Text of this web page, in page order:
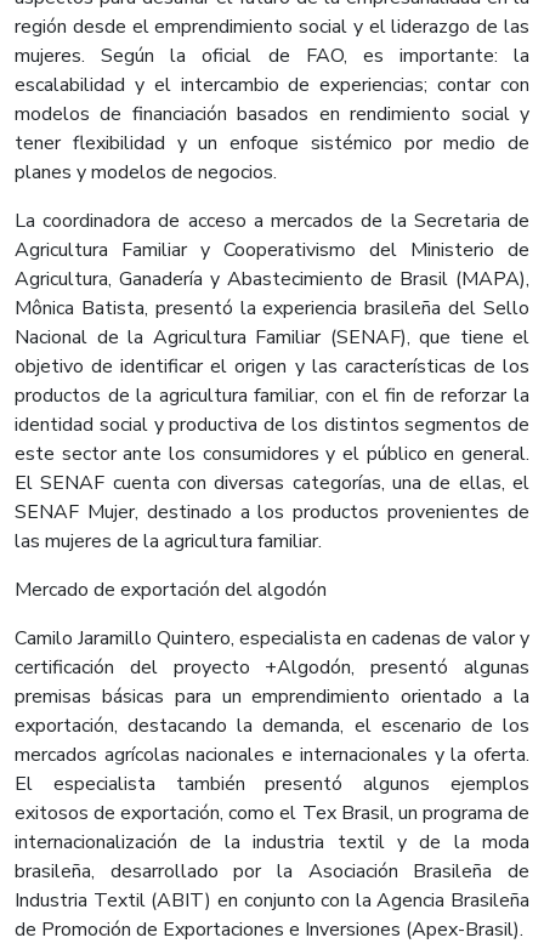
región desde el emprendimiento social y el liderazgo de las
mujeres. Según la oficial de FAO, es importante: la
escalabilidad y el intercambio de experiencias; contar con
modelos de financiación basados en rendimiento social y
tener flexibilidad y un enfoque sistémico por medio de
planes y modelos de negocios.
La coordinadora de acceso a mercados de la Secretaria de
Agricultura Familiar y Cooperativismo del Ministerio de
Agricultura, Ganadería y Abastecimiento de Brasil (MAPA),
Mônica Batista, presentó la experiencia brasileña del Sello
Nacional de la Agricultura Familiar (SENAF), que tiene el
objetivo de identificar el origen y las características de los
productos de la agricultura familiar, con el fin de reforzar la
identidad social y productiva de los distintos segmentos de
este sector ante los consumidores y el público en general.
El SENAF cuenta con diversas categorías, una de ellas, el
SENAF Mujer, destinado a los productos provenientes de
las mujeres de la agricultura familiar.
Mercado de exportación del algodón
Camilo Jaramillo Quintero, especialista en cadenas de valor y
certificación del proyecto +Algodón, presentó algunas
premisas básicas para un emprendimiento orientado a la
exportación, destacando la demanda, el escenario de los
mercados agrícolas nacionales e internacionales y la oferta.
El especialista también presentó algunos ejemplos
exitosos de exportación, como el Tex Brasil, un programa de
internacionalización de la industria textil y de la moda
brasileña, desarrollado por la Asociación Brasileña de
Industria Textil (ABIT) en conjunto con la Agencia Brasileña
de Promoción de Exportaciones e Inversiones (Apex-Brasil).